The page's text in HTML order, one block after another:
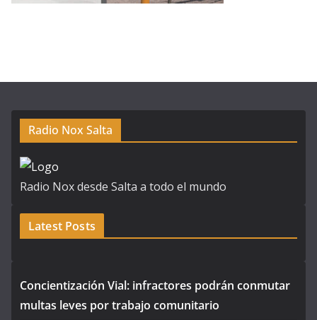
Radio Nox Salta
Radio Nox desde Salta a todo el mundo
Latest Posts
Concientización Vial: infractores podrán conmutar
multas leves por trabajo comunitario